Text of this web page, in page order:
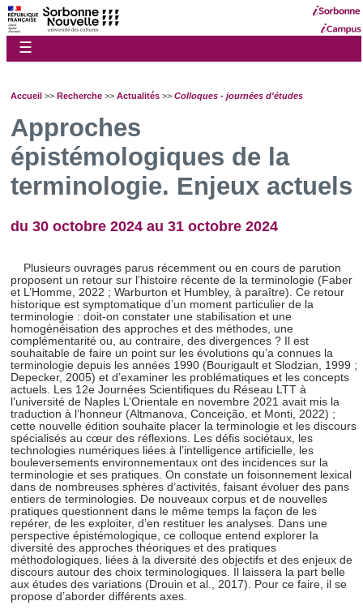
☰
Accueil >> Recherche >> Actualités >> Colloques - journées d'études
Approches
épistémologiques de la
terminologie. Enjeux actuels
du 30 octobre 2024 au 31 octobre 2024
Plusieurs ouvrages parus récemment ou en cours de parution
proposent un retour sur l’histoire récente de la terminologie (Faber
et L’Homme, 2022 ; Warburton et Humbley, à paraître). Ce retour
historique est symptomatique d’un moment particulier de la
terminologie : doit-on constater une stabilisation et une
homogénéisation des approches et des méthodes, une
complémentarité ou, au contraire, des divergences ? Il est
souhaitable de faire un point sur les évolutions qu’a connues la
terminologie depuis les années 1990 (Bourigault et Slodzian, 1999 ;
Depecker, 2005) et d’examiner les problématiques et les concepts
actuels. Les 12e Journées Scientifiques du Réseau LTT à
l’université de Naples L’Orientale en novembre 2021 avait mis la
traduction à l’honneur (Altmanova, Conceição, et Monti, 2022) ;
cette nouvelle édition souhaite placer la terminologie et les discours
spécialisés au cœur des réflexions. Les défis sociétaux, les
technologies numériques liées à l’intelligence artificielle, les
bouleversements environnementaux ont des incidences sur la
terminologie et ses pratiques. On constate un foisonnement lexical
dans de nombreuses sphères d’activités, faisant évoluer des pans
entiers de terminologies. De nouveaux corpus et de nouvelles
pratiques questionnent dans le même temps la façon de les
repérer, de les exploiter, d’en restituer les analyses. Dans une
perspective épistémologique, ce colloque entend explorer la
diversité des approches théoriques et des pratiques
méthodologiques, liées à la diversité des objectifs et des enjeux de
discours autour des choix terminologiques. Il laissera la part belle
aux études des variations (Drouin et al., 2017). Pour ce faire, il se
propose d’aborder différents axes.